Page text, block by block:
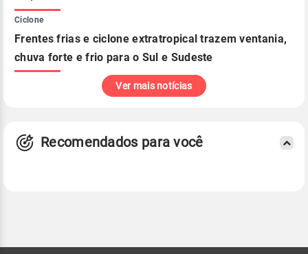
Ciclone
Frentes frias e ciclone extratropical trazem ventania,
chuva forte e frio para o Sul e Sudeste
Ver mais notícias
Recomendados para você